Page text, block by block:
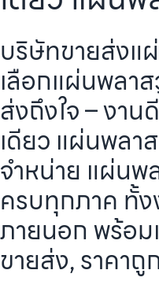
บริษัทขายส่งแ
เลือกแผ่นพล
ส่งถึงใจ – งา
เดียว แผ่นพล
จำหน่าย แผ่นพ
ครบทุกภาค ทั้ง
ภายนอก พร้อ
ขายส่ง, ราคา